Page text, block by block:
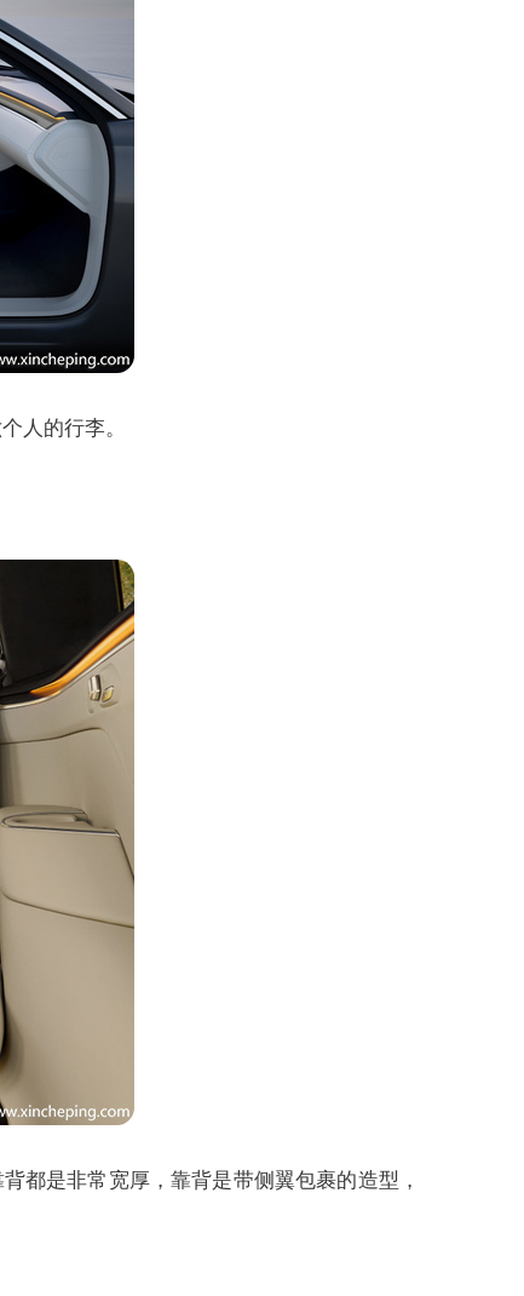
人的行李。
都是非常宽厚，靠背是带侧翼包裹的造型，